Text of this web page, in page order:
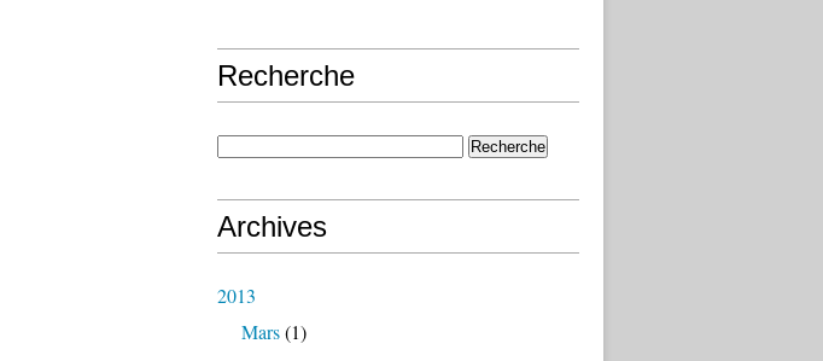
Recherche
Archives
2013
Mars(1)